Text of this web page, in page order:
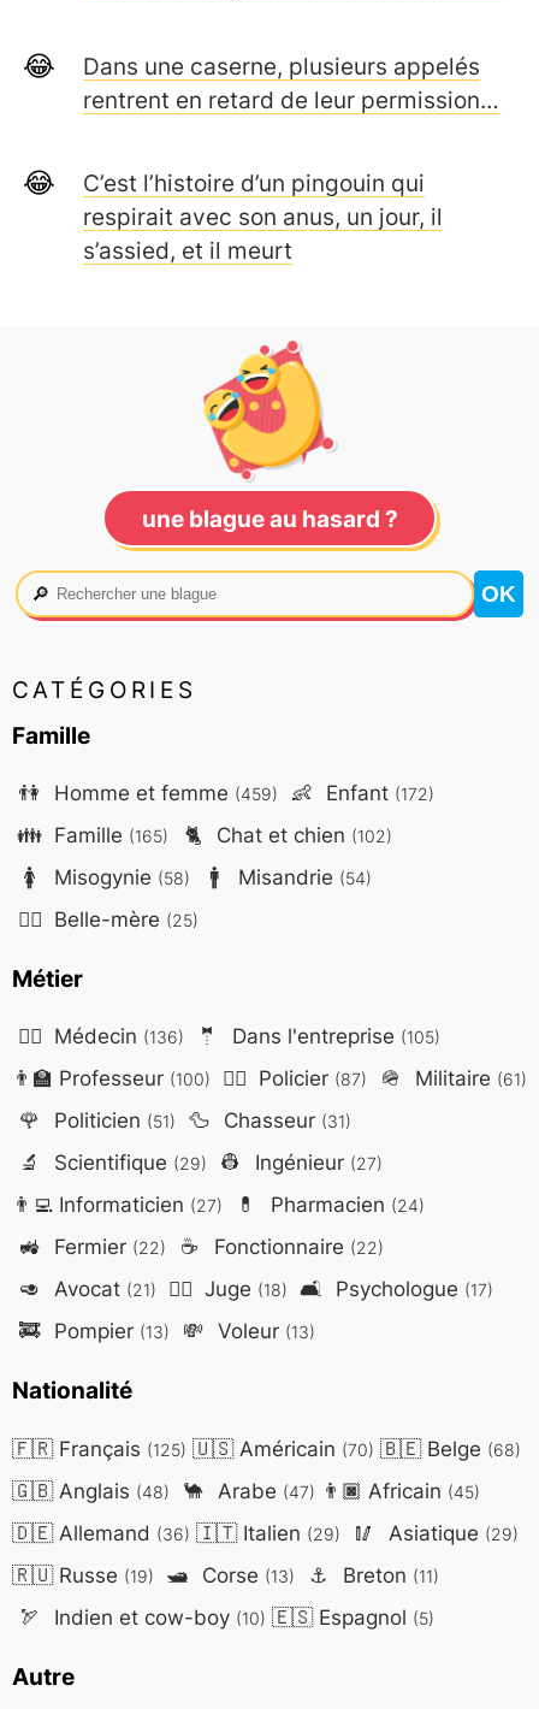
Dans une caserne, plusieurs appelés
rentrent en retard de leur permission…
C’est l’histoire d’un pingouin qui
respirait avec son anus, un jour, il
s’assied, et il meurt
une blague au hasard ?
🔎
CATÉGORIES
Famille
👫 Homme et femme (459) 👶 Enfant (172)
👪 Famille (165) 🐈 Chat et chien (102)
🚺 Misogynie (58) 🚹 Misandrie (54)
🤷‍♀️ Belle-mère (25)
Métier
👨‍⚕️ Médecin (136) 🤵 Dans l'entreprise (105)
👨‍🏫 Professeur (100) 👮‍♂️ Policier (87) 🪖 Militaire (61)
🌹 Politicien (51) 🦆 Chasseur (31)
🔬 Scientifique (29) 👷 Ingénieur (27)
👨‍💻Informaticien (27) 💊 Pharmacien (24)
🚜 Fermier (22) ☕ Fonctionnaire (22)
🥑 Avocat (21) 👨‍⚖️ Juge (18) 🛋️ Psychologue (17)
🚒 Pompier (13) 💸 Voleur (13)
Nationalité
🇫🇷Français (125) 🇺🇸Américain (70) 🇧🇪Belge (68)
🇬🇧Anglais (48) 🐪 Arabe (47) 👨🏿 Africain (45)
🇩🇪Allemand (36) 🇮🇹Italien (29) 🥢 Asiatique (29)
🇷🇺Russe (19) 🛥️ Corse (13) ⚓ Breton (11)
🏹 Indien et cow-boy (10) 🇪🇸Espagnol (5)
Autre